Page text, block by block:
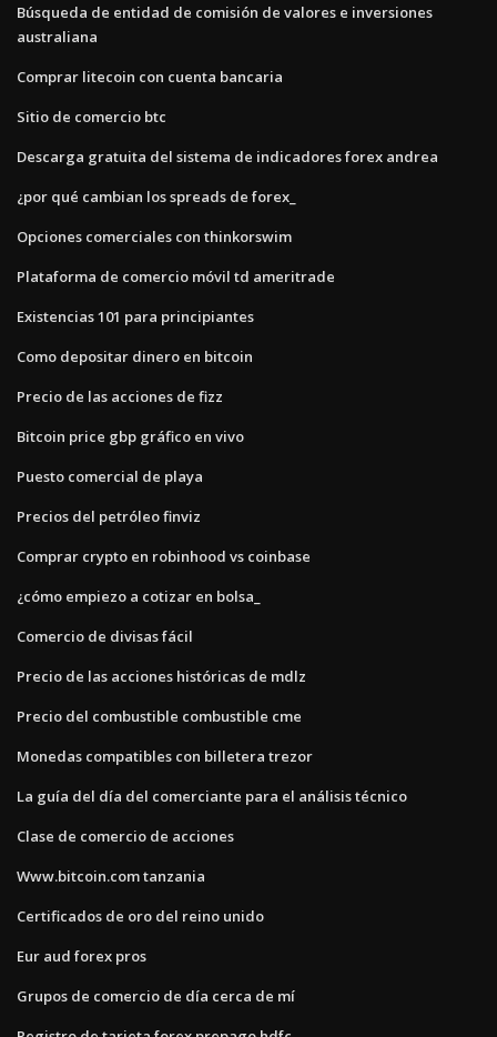
Búsqueda de entidad de comisión de valores e inversiones
australiana
Comprar litecoin con cuenta bancaria
Sitio de comercio btc
Descarga gratuita del sistema de indicadores forex andrea
¿por qué cambian los spreads de forex_
Opciones comerciales con thinkorswim
Plataforma de comercio móvil td ameritrade
Existencias 101 para principiantes
Como depositar dinero en bitcoin
Precio de las acciones de fizz
Bitcoin price gbp gráfico en vivo
Puesto comercial de playa
Precios del petróleo finviz
Comprar crypto en robinhood vs coinbase
¿cómo empiezo a cotizar en bolsa_
Comercio de divisas fácil
Precio de las acciones históricas de mdlz
Precio del combustible combustible cme
Monedas compatibles con billetera trezor
La guía del día del comerciante para el análisis técnico
Clase de comercio de acciones
Www.bitcoin.com tanzania
Certificados de oro del reino unido
Eur aud forex pros
Grupos de comercio de día cerca de mí